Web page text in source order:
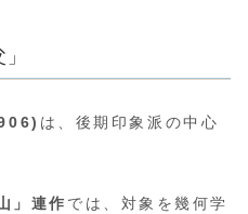
は、後期印象派の中心
」連作 では、対象を幾何学